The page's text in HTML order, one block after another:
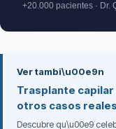
+20.000 pacientes · Dr.
Ver tambi\u00e9n
Trasplante capilar
otros casos
Descubre qu\u00e9